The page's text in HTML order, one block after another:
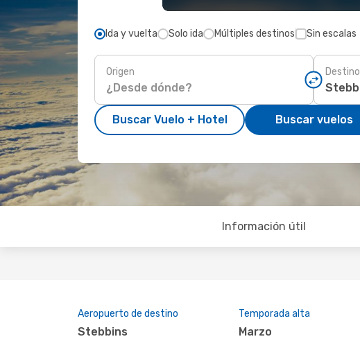
Ida y vuelta Solo ida Múltiples destinos Sin escalas
Origen Destino
Buscar Vuelo + Hotel Buscar vuelos
Información útil
Aeropuerto de destino
Stebbins
Temporada alta
marzo